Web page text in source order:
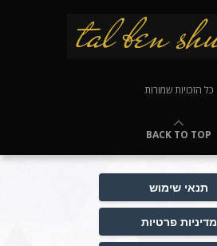
כל הזכויות שמורות
BACK TO TOP
תנאי שימוש
מדיניות פרטיות